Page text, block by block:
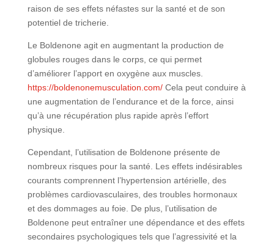
raison de ses effets néfastes sur la santé et de son
potentiel de tricherie.
Le Boldenone agit en augmentant la production de
globules rouges dans le corps, ce qui permet
d’améliorer l’apport en oxygène aux muscles.
https://boldenonemusculation.com/Cela peut conduire à
une augmentation de l’endurance et de la force, ainsi
qu’à une récupération plus rapide après l’effort
physique.
Cependant, l’utilisation de Boldenone présente de
nombreux risques pour la santé. Les effets indésirables
courants comprennent l’hypertension artérielle, des
problèmes cardiovasculaires, des troubles hormonaux
et des dommages au foie. De plus, l’utilisation de
Boldenone peut entraîner une dépendance et des effets
secondaires psychologiques tels que l’agressivité et la